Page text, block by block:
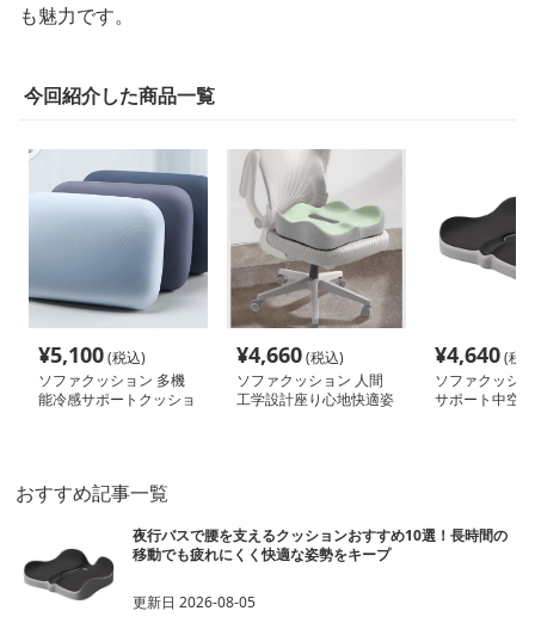
も魅力です。
今回紹介した商品一覧
¥5,100(税込)
ソファクッション 多機
能冷感サポートクッショ
¥4,660(税込)
ソファクッション 人間
工学設計座り心地快適姿
¥4,640(税
ソファクッシ
サポート中空
おすすめ記事一覧
夜行バスで腰を支えるクッションおすすめ10選！長時間の
移動でも疲れにくく快適な姿勢をキープ
更新日2026-08-05